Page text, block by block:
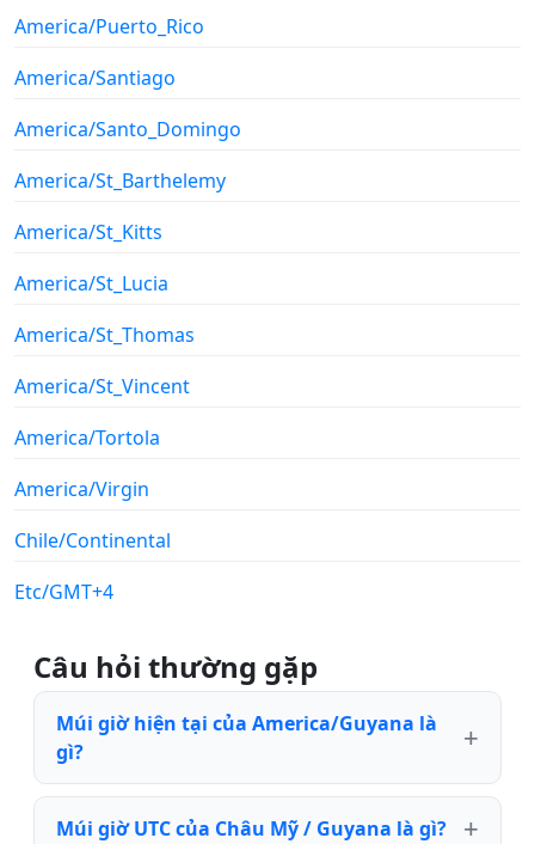
America/Puerto_Rico
America/Santiago
America/Santo_Domingo
America/St_Barthelemy
America/St_Kitts
America/St_Lucia
America/St_Thomas
America/St_Vincent
America/Tortola
America/Virgin
Chile/Continental
Etc/GMT+4
Câu hỏi thường gặp
Múi giờ hiện tại của America/Guyana là
gì?
Múi giờ UTC của Châu Mỹ / Guyana là gì?